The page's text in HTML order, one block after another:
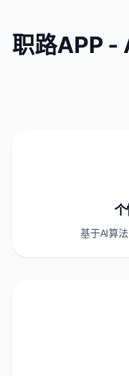
职路APP -
基于AI算